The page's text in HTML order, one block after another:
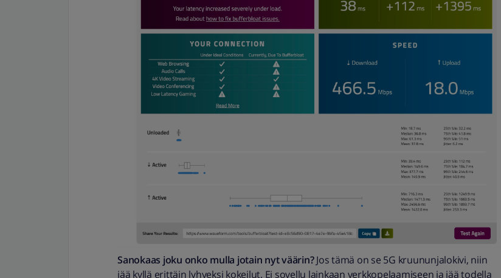
Sanokaas joku onko mulla jotain nyt väärin?Jos tämä on se 5G kruununjalokivi, niin
jää kyllä erittäin lyhyeksi kokeilut. Ei sovellu lainkaan verkkopelaamiseen ja jää todella